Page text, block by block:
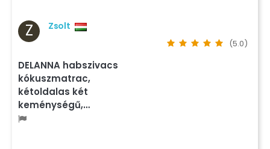
Z Zsolt
(5.0)
DELANNA habszivacs
kókuszmatrac,
kétoldalas két
keménységű,…